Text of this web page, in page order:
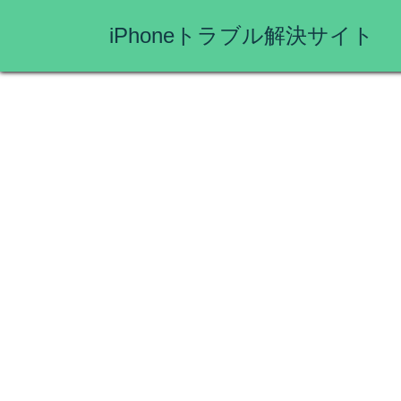
iPhoneトラブル解決サイト